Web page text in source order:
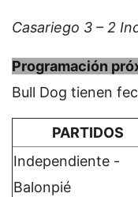
Casariego 3 – 2
Programación
Bull Dog tienen
PARTIDOS
Independiente -
Balonpié